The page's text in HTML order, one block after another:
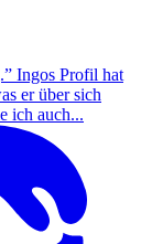
Ingos Profil hat
er über sich
ich auch...